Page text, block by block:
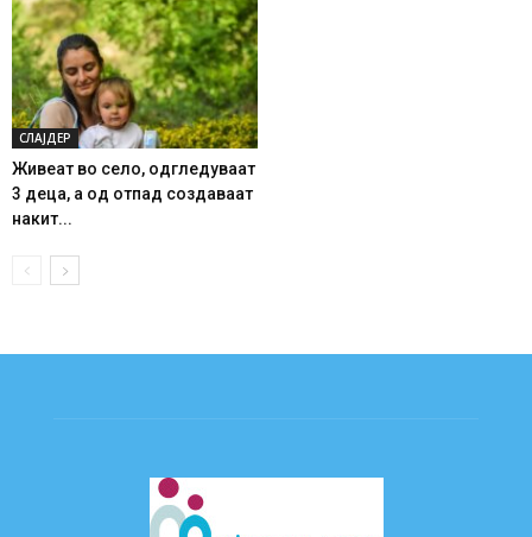
СЛАЈДЕР
Живеат во село, одгледуваат
3 деца, а од отпад создаваат
накит...